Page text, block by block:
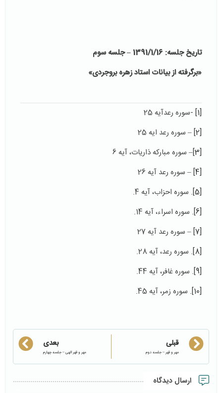
تاریخ جلسه: 1391/1/16 – جلسه سوم
«برگرفته از بیانات استاد زهره بروجردی»
[1] -سوره رعدآیه 25
[2]
– سوره رعد ایه 25
[3] – سوره مبارکه ذاریات، آیه 6
[4]
– سوره رعد آیه 26
[5] . سوره احزاب، آیه 4.
[6] . سوره اسراء، آیه 14.
[7]
– سوره رعد آیه 27
[8] . سوره رعد، آیه 28.
[9] . سوره غافر، آیه 44.
[10]
. سوره زمر، آیه 45.
قبلی
مهر و قهر – جلسه دوم
بعدی
مهر و قهر الهی – جلسه چهارم
ارسال دیدگاه